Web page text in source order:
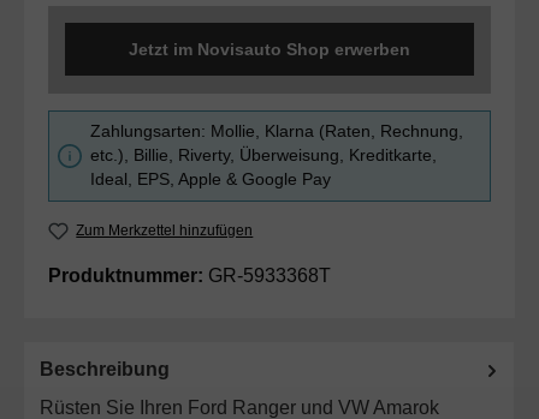
Jetzt im Novisauto Shop erwerben
Zahlungsarten: Mollie, Klarna (Raten, Rechnung,
etc.), Billie, Riverty, Überweisung, Kreditkarte,
Ideal, EPS, Apple & Google Pay
Zum Merkzettel hinzufügen
Produktnummer: GR-5933368T
Beschreibung
Rüsten Sie Ihren Ford Ranger und VW Amarok